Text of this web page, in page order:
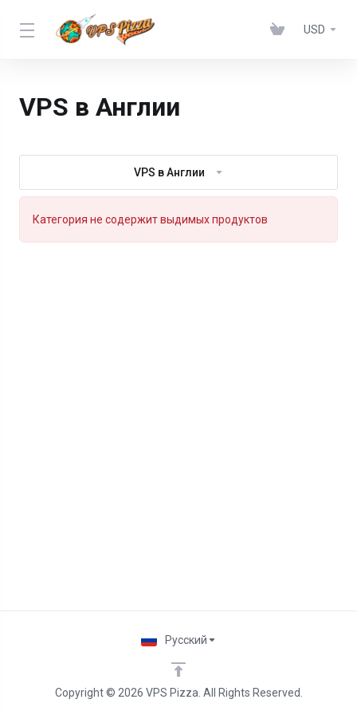
USD
VPS в Англии
VPS в Англии
Категория не содержит выдимых продуктов
Copyright © 2026 VPS Pizza. All Rights Reserved.
Русский